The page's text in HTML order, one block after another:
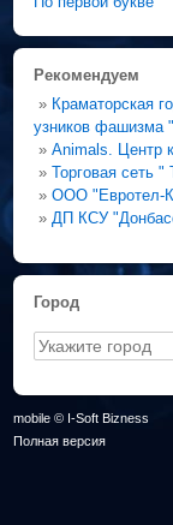
Рекомендуем
» Краматорская
узников фашизма
»Animals. Центр
»Торговая сеть
»ООО "Евротел-
» ДП КСУ
Город
mobile © I-Soft Bizness
Полная версия